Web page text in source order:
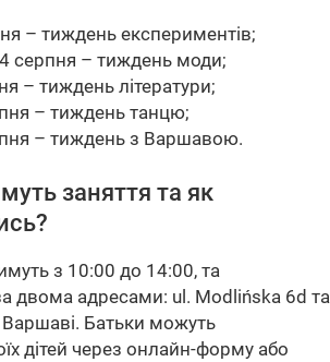
– тиждень експериментів;
серпня – тиждень моди;
– тиждень літератури;
– тиждень танцю;
– тиждень з Варшавою.
заняття та як
з 10:00 до 14:00, та
двома адресами: ul. Modlińska 6d та
Варшаві. Батьки можуть
дітей через онлайн-форму або